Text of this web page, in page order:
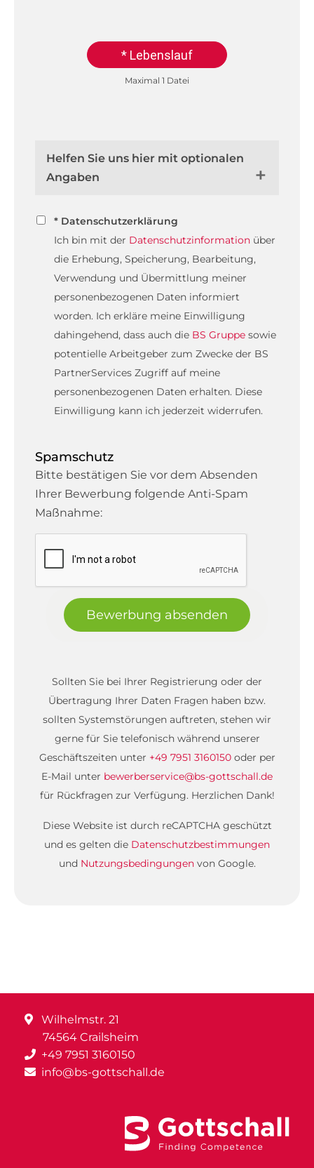
* Lebenslauf
Maximal 1 Datei
Helfen Sie uns hier mit optionalen
Angaben
* Datenschutzerklärung
Ich bin mit der Datenschutzinformation über
die Erhebung, Speicherung, Bearbeitung,
Verwendung und Übermittlung meiner
personenbezogenen Daten informiert
worden. Ich erkläre meine Einwilligung
dahingehend, dass auch die BS Gruppe sowie
potentielle Arbeitgeber zum Zwecke der BS
PartnerServices Zugriff auf meine
personenbezogenen Daten erhalten. Diese
Einwilligung kann ich jederzeit widerrufen.
Spamschutz
Bitte bestätigen Sie vor dem Absenden
Ihrer Bewerbung folgende Anti-Spam
Maßnahme:
Bewerbung absenden
Sollten Sie bei Ihrer Registrierung oder der
Übertragung Ihrer Daten Fragen haben bzw.
sollten Systemstörungen auftreten, stehen wir
gerne für Sie telefonisch während unserer
Geschäftszeiten unter +49 7951 3160150oder per
E-Mail unter bewerberservice@bs-gottschall.de
für Rückfragen zur Verfügung. Herzlichen Dank!
Diese Website ist durch reCAPTCHA geschützt
und es gelten die Datenschutzbestimmungen
und Nutzungsbedingungenvon Google.
Wilhelmstr. 21
74564 Crailsheim
+49 7951 3160150
info@bs-gottschall.de